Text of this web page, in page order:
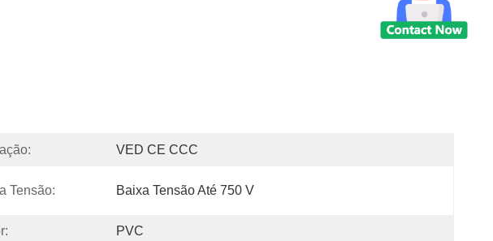
VED CE CCC
Tensão: Baixa Tensão Até 750 V
PVC